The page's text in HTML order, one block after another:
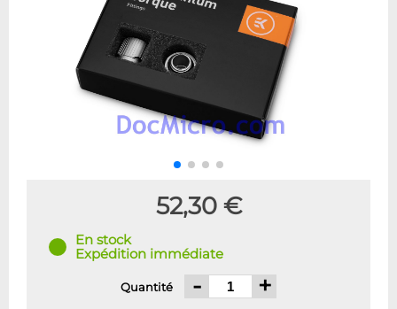
52,30 €
En stock
Expédition immédiate
Quantité - +